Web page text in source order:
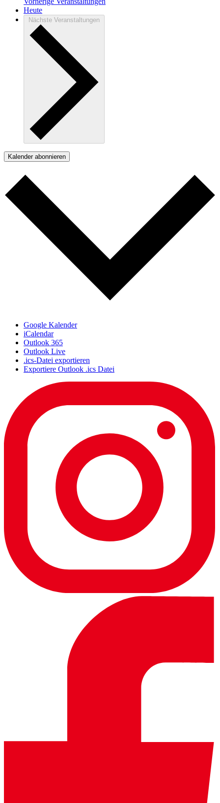
Heute
Nächste Veranstaltungen
Kalender abonnieren
Google Kalender
iCalendar
Outlook 365
Outlook Live
.ics-Datei exportieren
Exportiere Outlook .ics Datei